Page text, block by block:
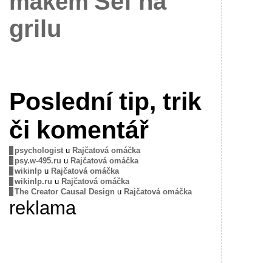
grilu
Poslední tip, trik
či komentář
psychologistu Rajčatová omáčka
psy.w-495.ru u Rajčatová omáčka
wikinlpu Rajčatová omáčka
wikinlp.ru u Rajčatová omáčka
The Creator Causal Design u Rajčatová omáčka
reklama